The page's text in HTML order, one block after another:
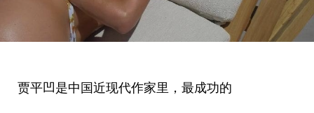
贾平凹是中国近现代作家里，最成功的